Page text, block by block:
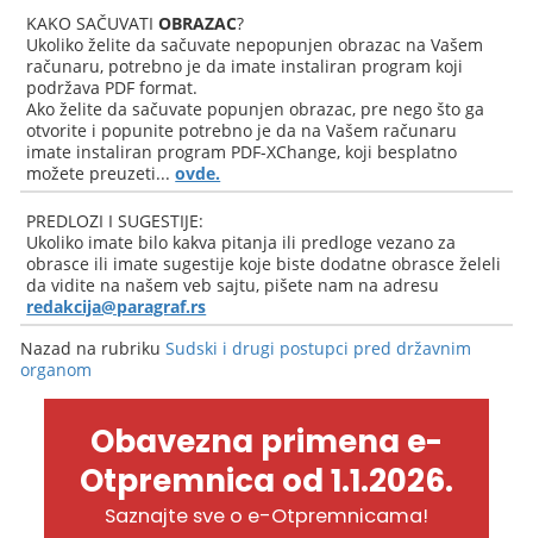
KAKO SAČUVATIOBRAZAC?
Ukoliko želite da sačuvate nepopunjen obrazac na Vašem
računaru, potrebno je da imate instaliran program koji
podržava PDF format.
Ako želite da sačuvate popunjen obrazac, pre nego što ga
otvorite i popunite potrebno je da na Vašem računaru
imate instaliran program PDF-XChange, koji besplatno
možete preuzeti...ovde.
PREDLOZI I SUGESTIJE:
Ukoliko imate bilo kakva pitanja ili predloge vezano za
obrasce ili imate sugestije koje biste dodatne obrasce želeli
da vidite na našem veb sajtu, pišete nam na adresu
redakcija@paragraf.rs
Nazad na rubrikuSudski i drugi postupci pred državnim
organom
Obavezna primena e-
Otpremnica od 1.1.2026.
Saznajte sve o e-Otpremnicama!